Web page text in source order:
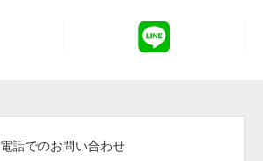
電話でのお問い合わせ